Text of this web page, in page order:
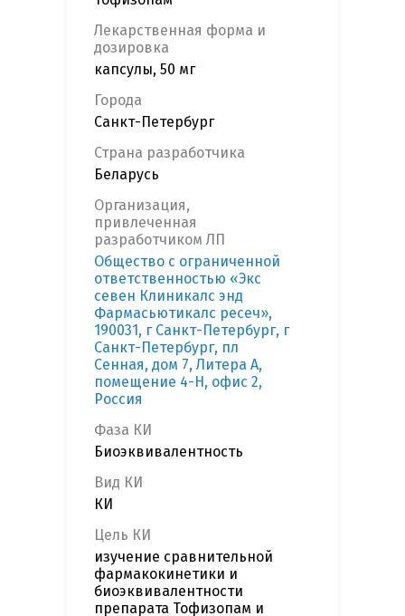
Лекарственная форма и
дозировка
капсулы, 50 мг
Города
Санкт-Петербург
Страна разработчика
Беларусь
Организация,
привлеченная
разработчиком ЛП
Общество с ограниченной
ответственностью «Экс
севен Клиникалс энд
Фармасьютикалс ресеч»,
190031, г Санкт-Петербург, г
Санкт-Петербург, пл
Сенная, дом 7, Литера А,
помещение 4-Н, офис 2,
Россия
Фаза КИ
Биоэквивалентность
Вид КИ
КИ
Цель КИ
изучение сравнительной
фармакокинетики и
биоэквивалентности
препарата Тофизопам и